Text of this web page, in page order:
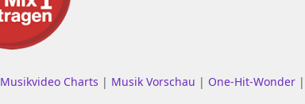
Musikvideo Charts | Musik Vorschau | One-Hit-Wonder